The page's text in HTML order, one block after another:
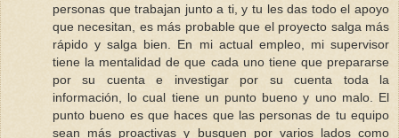
personas que trabajan junto a ti, y tu les das todo el apoyo
que necesitan, es más probable que el proyecto salga más
rápido y salga bien. En mi actual empleo, mi supervisor
tiene la mentalidad de que cada uno tiene que prepararse
por su cuenta e investigar por su cuenta toda la
información, lo cual tiene un punto bueno y uno malo. El
punto bueno es que haces que las personas de tu equipo
sean más proactivas y busquen por varios lados como